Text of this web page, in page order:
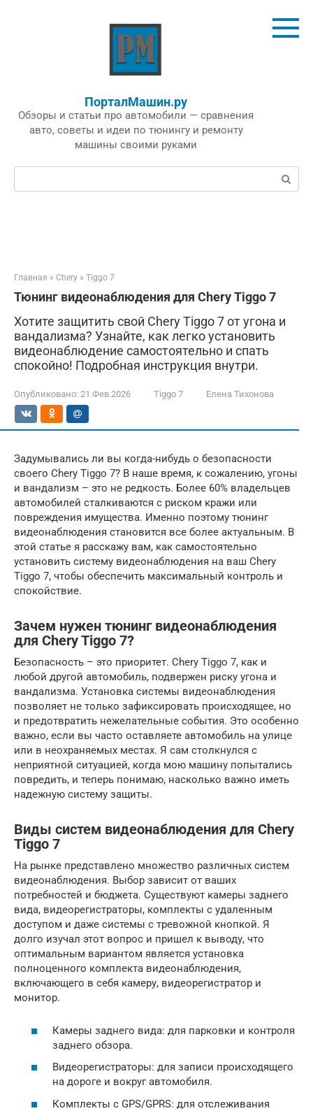
ПорталМашин.ру
Обзоры и статьи про автомобили — сравнения
авто, советы и идеи по тюнингу и ремонту
машины своими руками
Поиск:
Главная » Chery » Tiggo 7
Тюнинг видеонаблюдения для Chery Tiggo 7
Хотите защитить свой Chery Tiggo 7 от угона и
вандализма? Узнайте, как легко установить
видеонаблюдение самостоятельно и спать
спокойно! Подробная инструкция внутри.
Опубликовано: 21.Фев.2026 Tiggo 7 Елена Тихонова
Задумывались ли вы когда-нибудь о безопасности
своего Chery Tiggo 7? В наше время, к сожалению, угоны
и вандализм – это не редкость. Более 60% владельцев
автомобилей сталкиваются с риском кражи или
повреждения имущества. Именно поэтому тюнинг
видеонаблюдения становится все более актуальным. В
этой статье я расскажу вам, как самостоятельно
установить систему видеонаблюдения на ваш Chery
Tiggo 7, чтобы обеспечить максимальный контроль и
спокойствие.
Зачем нужен тюнинг видеонаблюдения
для Chery Tiggo 7?
Безопасность – это приоритет. Chery Tiggo 7, как и
любой другой автомобиль, подвержен риску угона и
вандализма. Установка системы видеонаблюдения
позволяет не только зафиксировать происходящее, но
и предотвратить нежелательные события. Это особенно
важно, если вы часто оставляете автомобиль на улице
или в неохраняемых местах. Я сам столкнулся с
неприятной ситуацией, когда мою машину попытались
повредить, и теперь понимаю, насколько важно иметь
надежную систему защиты.
Виды систем видеонаблюдения для Chery
Tiggo 7
На рынке представлено множество различных систем
видеонаблюдения. Выбор зависит от ваших
потребностей и бюджета. Существуют камеры заднего
вида, видеорегистраторы, комплекты с удаленным
доступом и даже системы с тревожной кнопкой. Я
долго изучал этот вопрос и пришел к выводу, что
оптимальным вариантом является установка
полноценного комплекта видеонаблюдения,
включающего в себя камеру, видеорегистратор и
монитор.
Камеры заднего вида: для парковки и контроля
заднего обзора.
Видеорегистраторы: для записи происходящего
на дороге и вокруг автомобиля.
Комплекты с GPS/GPRS: для отслеживания